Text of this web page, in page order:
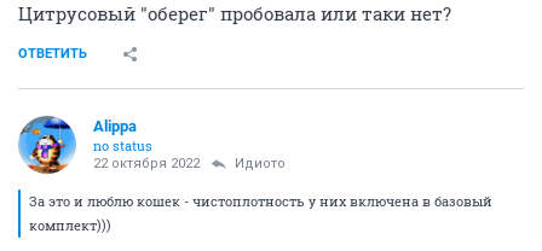
Цитрусовый "оберег" пробовала или таки нет?
ОТВЕТИТЬ
Alippa
no status
22 октября 2022 Идиото
За это и люблю кошек - чистоплотность у них включена в базовый
комплект)))